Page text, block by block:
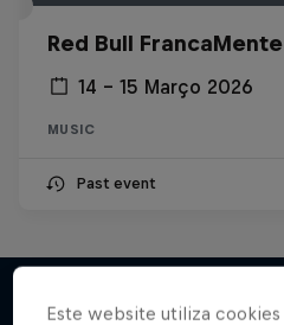
Red Bull
14 – 15 Março 2026
MUSIC
Past event
Este website utiliza